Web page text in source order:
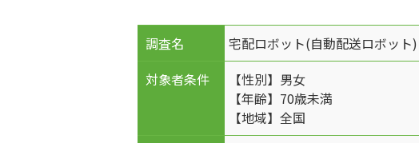
調査名
宅配ロボット(自動配送ロボット
対象者条件
【性別】男女
【年齢】70歳未満
【地域】全国